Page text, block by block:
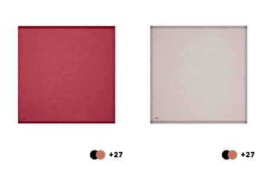
Eşarp Şampuanı
Bu eşarp nasıl kombinlenebilir?
+27 +27